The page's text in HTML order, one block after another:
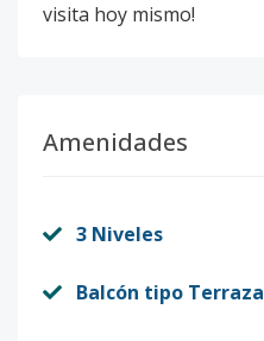
visita hoy mismo!
Amenidades
3 Niveles
Balcón tipo Terraza